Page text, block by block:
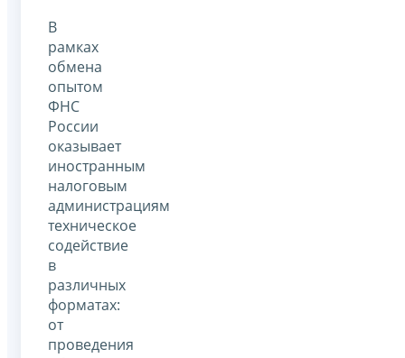
В
рамках
обмена
опытом
ФНС
России
оказывает
иностранным
налоговым
администрациям
техническое
содействие
в
различных
форматах:
от
проведения